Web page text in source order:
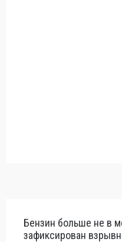
Бензин больше не в
зафиксирован